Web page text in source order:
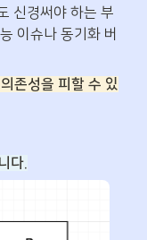
신경써야 하는 부
이슈나 동기화 버
존성을 피할 수 있
다.